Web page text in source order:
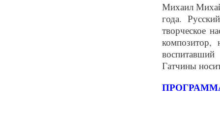
Михаил
года.
творческое
композитор,
Гатчины